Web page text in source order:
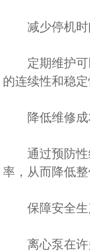
减少停机时
定期维护可以
的连续性和稳
降低维修成
通过预防性维
率，从而降低
保障安全生
离心泵在许多